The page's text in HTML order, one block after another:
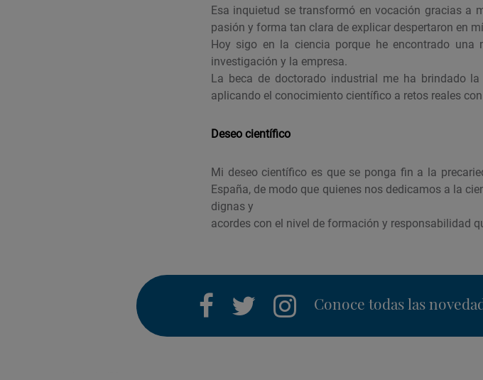
Esa inquietud se transformó en vocación gracias a
pasión y forma tan clara de explicar despertaron en
Hoy sigo en la ciencia porque he encontrado
investigación y la empresa.
La beca de doctorado industrial me ha brindado
aplicando el conocimiento científico a retos reales
Deseo científico
Mi deseo científico es que se ponga fin a la
España, de modo que quienes nos dedicamos a la
dignas y
acordes con el nivel de formación y responsabilidad
facebooktwitter instagram
Conoce todas las